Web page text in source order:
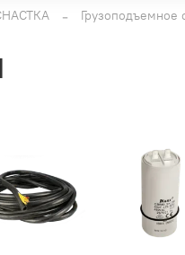
Грузоподъемное